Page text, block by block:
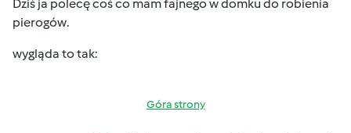
Dziś ja polecę coś co mam fajnego w domku do robienia
pierogów.
wygląda to tak:
Góra strony